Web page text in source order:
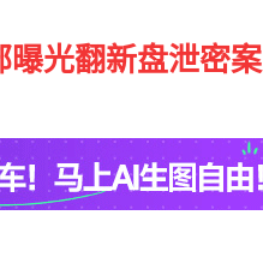
曝光翻新盘泄密案